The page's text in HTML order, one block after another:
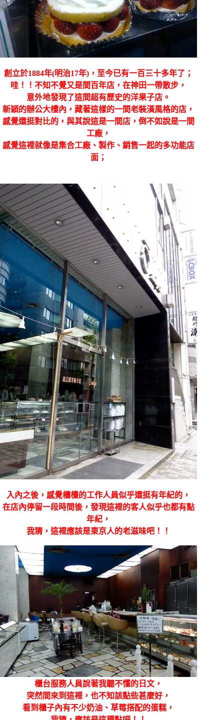
創立於1884年(明治17年)，至今已有一百三十多年了；
哇！！不知不覺又是間百年店，在神田一帶散步，
意外地發現了這間超有歷史的洋果子店。
新穎的辦公大樓內，藏著這樣的一間老裝潢風格的店，
感覺還挺對比的，與其說這是一間店，倒不如說是一間
工廠，
感覺這裡就像是集合工廠、製作、銷售一起的多功能店
面；
入內之後，感覺櫃檯的工作人員似乎還挺有年紀的，
在店內停留一段時間後，發現這裡的客人似乎也都有點
年紀，
我猜，這裡應該是東京人的老滋味吧！！
櫃台服務人員說著我聽不懂的日文，
突然間來到這裡，也不知該點些甚麼好，
看到櫃子內有不少奶油、草莓搭配的蛋糕，